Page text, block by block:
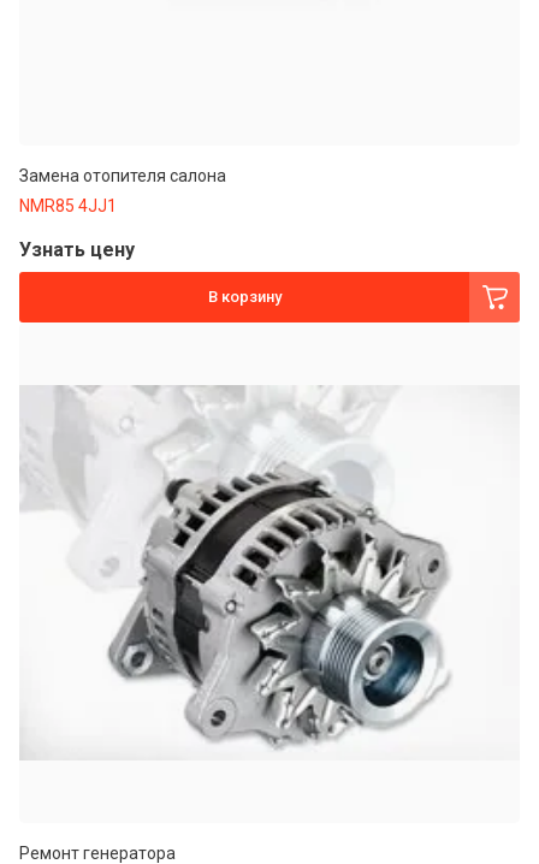
Замена отопителя салона
NMR85 4JJ1
Узнать цену
В корзину
Ремонт генератора